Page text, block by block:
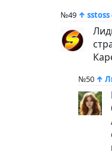
№49 ↑ sstoss
№50 ↑